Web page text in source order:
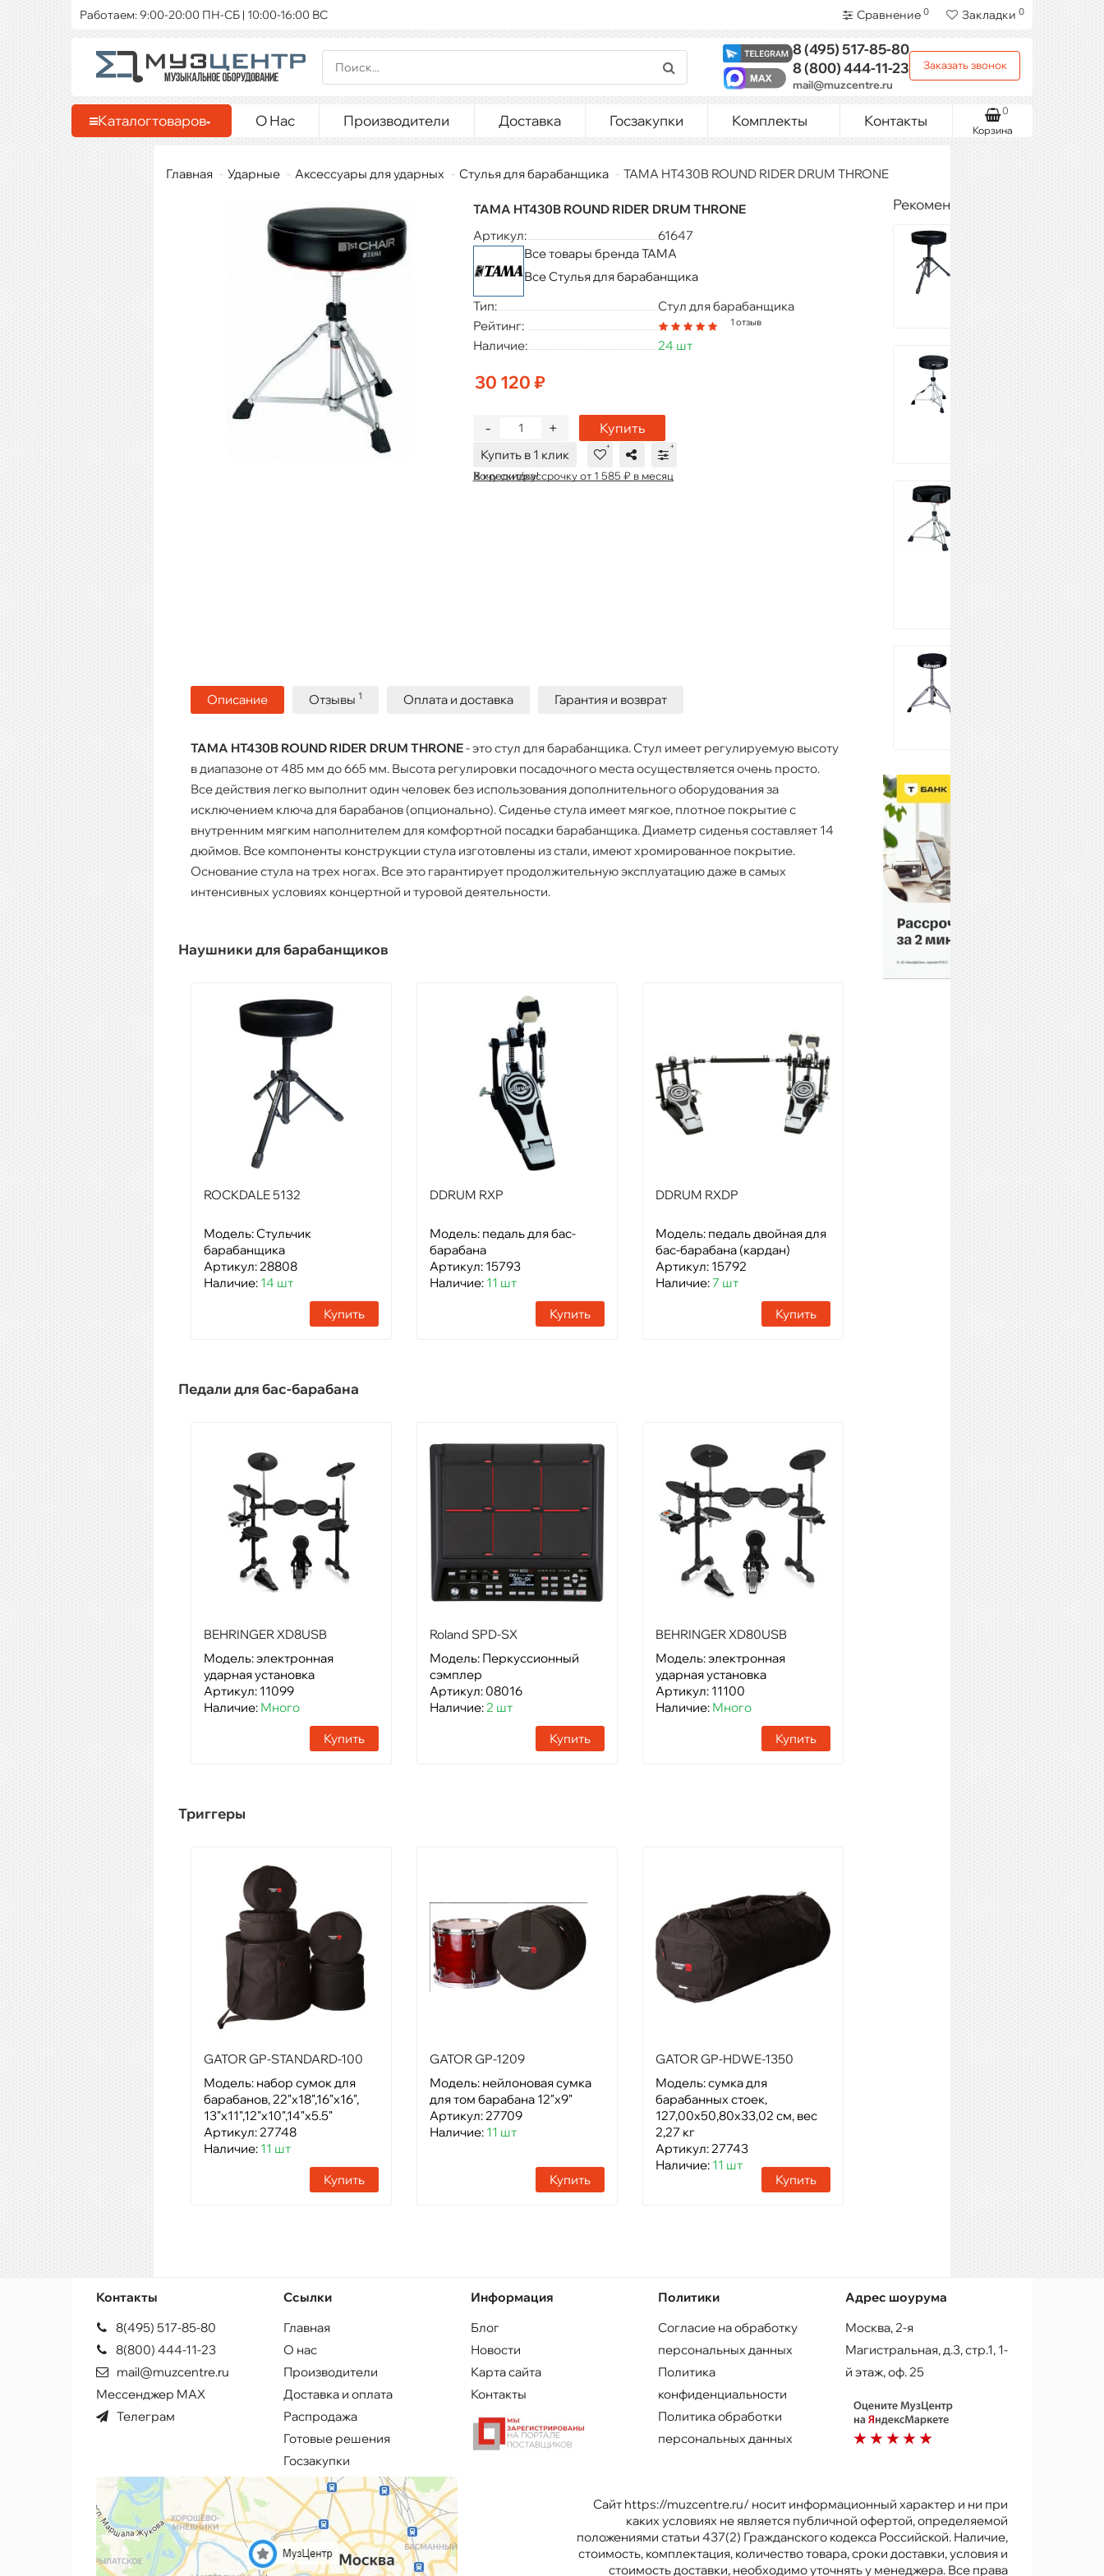
Работаем: 9:00-20:00 ПН-СБ | 10:00-16:00 ВС Сравнение 0 Закладки 0
8 (495)517-85-80
8 (800)444-11-23
mail@muzcentre.ru
Заказать звонок
Каталогтоваров О Нас Производители Доставка Госзакупки Комплекты Контакты
Корзина
0
Главная Ударные Аксессуары для ударных Стулья для барабанщика TAMA HT430B ROUND RIDER DRUM THRONE
TAMA HT430B ROUND RIDER DRUM THRONE
Артикул:
61647
Все товары бренда TAMA
Все Стулья для барабанщика
Тип:
Стул для барабанщика
Рейтинг:
1 отзыв
Наличие: 24 шт
30 120 ₽
+
- Купить
Купить в 1 клик
В кредит/рассрочку от 1 585 ₽ в месяц
Хочу скидку!
Описание Отзывы 1 Оплата и доставка Гарантия и возврат
TAMA HT430B ROUND RIDER DRUM THRONE- это стул для барабанщика. Стул имеет регулируемую высоту
в диапазоне от 485 мм до 665 мм. Высота регулировки посадочного места осуществляется очень просто.
Все действия легко выполнит один человек без использования дополнительного оборудования за
исключением ключа для барабанов (опционально). Сиденье стула имеет мягкое, плотное покрытие с
внутренним мягким наполнителем для комфортной посадки барабанщика. Диаметр сиденья составляет 14
дюймов. Все компоненты конструкции стула изготовлены из стали, имеют хромированное покрытие.
Основание стула на трех ногах. Все это гарантирует продолжительную эксплуатацию даже в самых
интенсивных условиях концертной и туровой деятельности.
Наушники для барабанщиков
ROCKDALE 5132
Модель: Стульчик
барабанщика
Артикул: 28808
Наличие: 14 шт
Купить
DDRUM RXP
Модель: педаль для бас-
барабана
Артикул: 15793
Наличие: 11 шт
Купить
DDRUM RXDP
Модель: педаль двойная для
бас-барабана (кардан)
Артикул: 15792
Наличие:7 шт
Купить
Педали для бас-барабана
BEHRINGER XD8USB
Модель: электронная
ударная установка
Артикул: 11099
Наличие: Много
Купить
Roland SPD-SX
Модель: Перкуссионный
сэмплер
Артикул: 08016
Наличие:2 шт
Купить
BEHRINGER XD80USB
Модель: электронная
ударная установка
Артикул: 11100
Наличие: Много
Купить
Триггеры
GATOR GP-STANDARD-100
Модель: набор сумок для
барабанов, 22"х18",16"х16",
13"х11",12"х10",14"х5.5"
Артикул: 27748
Наличие: 11 шт
Купить
GATOR GP-1209
Модель: нейлоновая сумка
для том барабана 12"х9"
Артикул: 27709
Наличие: 11 шт
Купить
GATOR GP-HDWE-1350
Модель: сумка для
барабанных стоек,
127,00х50,80х33,02 см, вес
2,27 кг
Артикул: 27743
Наличие: 11 шт
Купить
Рекомендуемые товары
Контакты
8(495) 517-85-80
8(800) 444-11-23
mail@muzcentre.ru
Мессенджер MAX
Телеграм
Ссылки
Главная
О нас
Производители
Доставка и оплата
Распродажа
Готовые решения
Госзакупки
Информация
Блог
Новости
Карта сайта
Контакты
Политики
Согласие на обработку
персональных данных
Политика
конфиденциальности
Политика обработки
персональных данных
Адрес шоурума
Москва, 2-я
Магистральная, д.3, стр.1, 1-
й этаж, оф. 25
Сайт https://muzcentre.ru/ носит информационный характер и ни при
каких условиях не является публичной офертой, определяемой
положениями статьи 437(2) Гражданского кодекса Российской. Наличие,
стоимость, комплектация, количество товара, сроки доставки, условия и
стоимость доставки, необходимо уточнять у менеджера. Все права